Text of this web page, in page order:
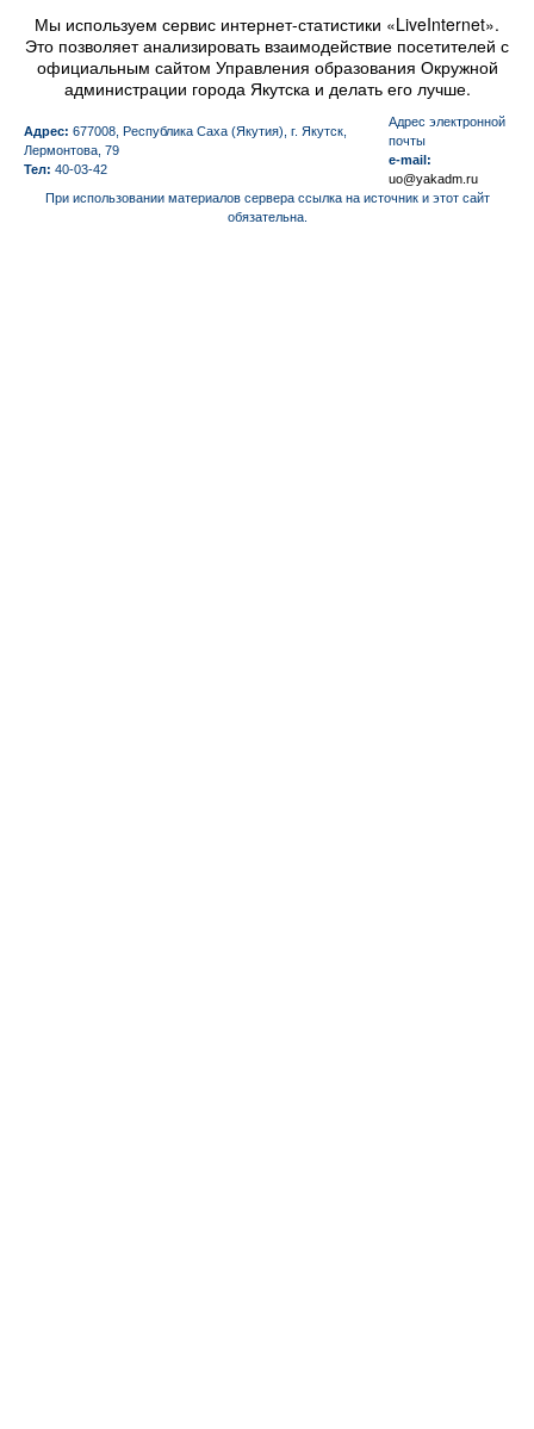
Мы используем сервис интернет-статистики «LiveInternet».
Это позволяет анализировать взаимодействие посетителей с
официальным сайтом Управления образования Окружной
администрации города Якутска и делать его лучше.
Адрес: 677008, Республика Саха (Якутия), г. Якутск,
Лермонтова, 79
Тел: 40-03-42
Aдрес электронной
почты
e-mail:
uo@yakadm.ru
При использовании материалов сервера ссылка на источник и этот сайт
обязательна.